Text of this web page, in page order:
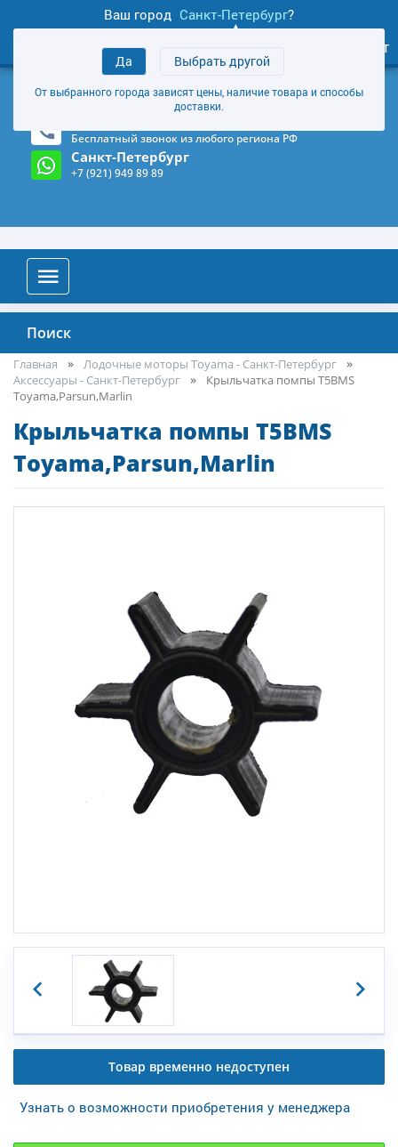
Ваш город Санкт-Петербург?
Да Выбрать другой
От выбранного города зависят цены, наличие товара и способы
доставки.
товаров
Личный кабинет
+7 (921) 949 89 89
Магазин и склад в Санкт-Петербурге (Карта)
Бесплатный звонок из любого региона РФ
Санкт-Петербург
+7 (921) 949 89 89
Поиск
Главная
Лодочные моторы Toyama - Санкт-Петербург
Аксессуары - Санкт-Петербург
Крыльчатка помпы T5BMS
Toyama,Parsun,Marlin
Крыльчатка помпы T5BMS
Toyama,Parsun,Marlin
Товар временно недоступен
Узнать о возможности приобретения у менеджера